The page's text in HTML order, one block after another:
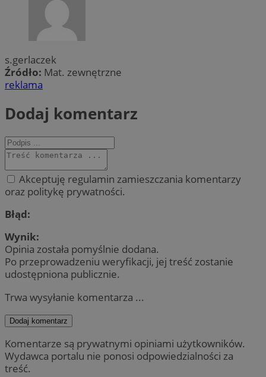
s.gerlaczek
Źródło: Mat. zewnętrzne
reklama
Dodaj komentarz
Akceptuję regulamin zamieszczania komentarzy
oraz politykę prywatności.
Błąd:
Wynik:
Opinia została pomyślnie dodana.
Po przeprowadzeniu weryfikacji, jej treść zostanie
udostępniona publicznie.
Trwa wysyłanie komentarza ...
Dodaj komentarz
Komentarze są prywatnymi opiniami użytkowników.
Wydawca portalu nie ponosi odpowiedzialności za
treść.